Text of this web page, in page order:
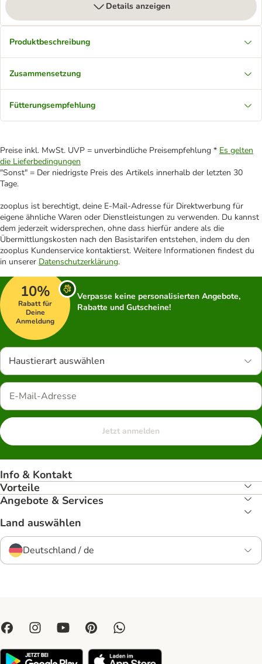
Details anzeigen
Produktbeschreibung
Zusammensetzung
Fütterungsempfehlung
Preise inkl. MwSt. UVP = unverbindliche Preisempfehlung * Es gelten
die Lieferbedingungen
"Sonst" = Der niedrigste Preis des Artikels innerhalb der letzten 30
Tage.
zooplus ist berechtigt, deine E-Mail-Adresse für Direktwerbung für
eigene ähnliche Waren oder Dienstleistungen zu verwenden. Du kannst
dem jederzeit widersprechen, ohne dass hierfür andere als die
Übermittlungskosten nach den Basistarifen entstehen, indem du den
zooplus Kundenservice kontaktierst. Weitere Informationen findest du
in unserer Datenschutzerklärung.
10%
Rabatt für
Deine
Anmeldung
Verpasse keine personalisierten Angebote,
Rabatte und Gutscheine!
Haustierart auswählen
Jetzt anmelden
Info & Kontakt
Vorteile
Angebote & Services
Land auswählen
Deutschland / de